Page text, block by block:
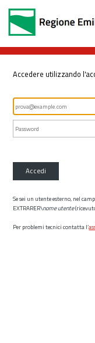
Accedere utilizzando
Accedi
Se sei un utente esterno, nel
EXTRARER\nome utente
Per problemi tecnici contatta l’